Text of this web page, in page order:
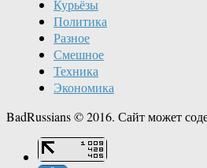
Курьёзы
Политика
Разное
Смешное
Техника
Экономика
BadRussians © 2016. Сайт может